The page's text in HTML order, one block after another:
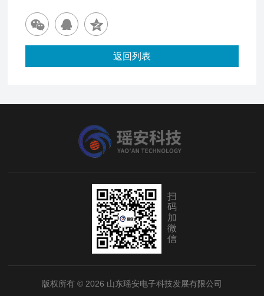
返回列表
扫
码
加
微
信
版权所有 © 2026 山东瑶安电子科技发展有限公司